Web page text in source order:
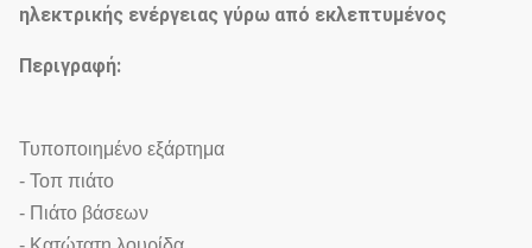
ηλεκτρικής ενέργειας γύρω από εκλεπτυμένος
Περιγραφή:
Τυποποιημένο εξάρτημα
- Τοπ πιάτο
- Πιάτο βάσεων